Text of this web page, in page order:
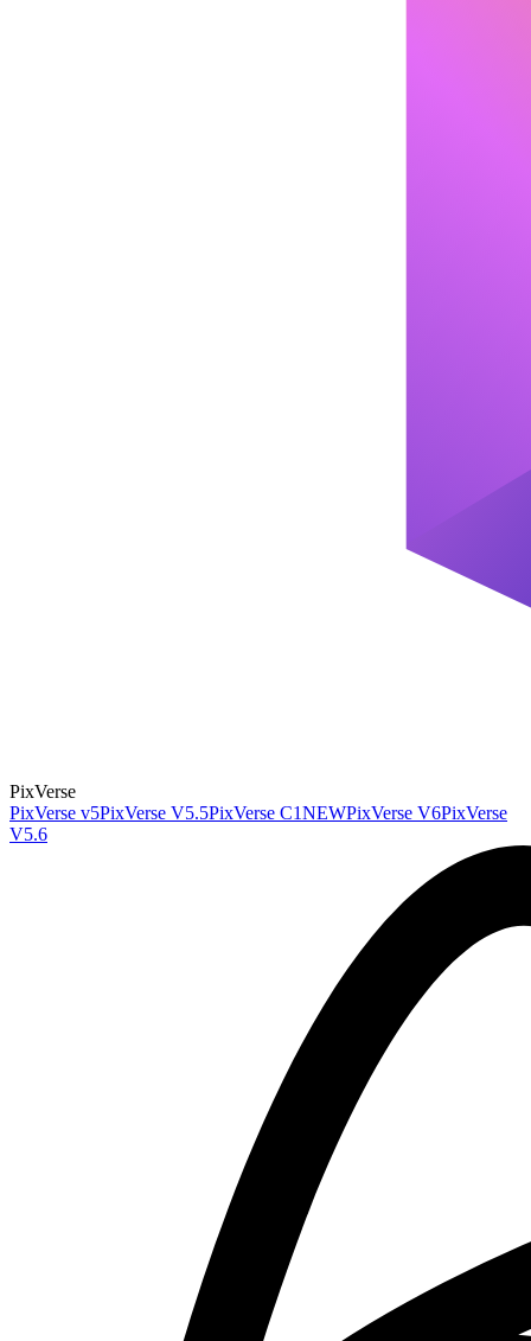
PixVerse
PixVerse v5PixVerse V5.5PixVerse C1NEWPixVerse V6PixVerse
V5.6